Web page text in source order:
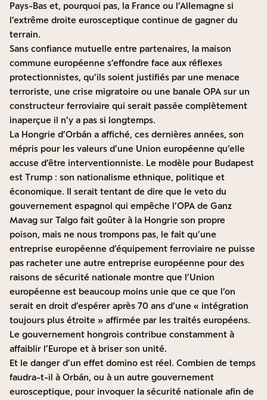
Pays-Bas et, pourquoi pas, la France ou l’Allemagne si
l’extrême droite eurosceptique continue de gagner du
terrain.
Sans confiance mutuelle entre partenaires, la maison
commune européenne s’effondre face aux réflexes
protectionnistes, qu’ils soient justifiés par une menace
terroriste, une crise migratoire ou une banale OPA sur un
constructeur ferroviaire qui serait passée complètement
inaperçue il n’y a pas si longtemps.
La Hongrie d’Orbán a affiché, ces dernières années, son
mépris pour les valeurs d’une Union européenne qu’elle
accuse d’être interventionniste. Le modèle pour Budapest
est Trump : son nationalisme ethnique, politique et
économique. Il serait tentant de dire que le veto du
gouvernement espagnol qui empêche l’OPA de Ganz
Mavag sur Talgo fait goûter à la Hongrie son propre
poison, mais ne nous trompons pas, le fait qu’une
entreprise européenne d’équipement ferroviaire ne puisse
pas racheter une autre entreprise européenne pour des
raisons de sécurité nationale montre que l’Union
européenne est beaucoup moins unie que ce que l’on
serait en droit d’espérer après 70 ans d’une « intégration
toujours plus étroite » affirmée par les traités européens.
Le gouvernement hongrois contribue constamment à
affaiblir l’Europe et à briser son unité.
Et le danger d’un effet domino est réel. Combien de temps
faudra-t-il à Orbán, ou à un autre gouvernement
eurosceptique, pour invoquer la sécurité nationale afin de